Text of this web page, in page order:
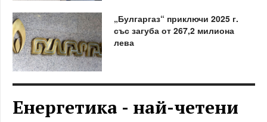
„Булгаргаз“ приключи 2025 г.
със загуба от 267,2 милиона
лева
Енергетика - най-четени